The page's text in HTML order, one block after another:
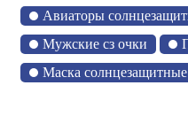
Авиаторы
Мужские сз очки
Маска